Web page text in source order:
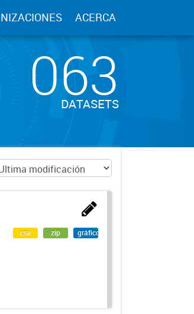
ACERCA
063
DATASETS
csv zip gráfico